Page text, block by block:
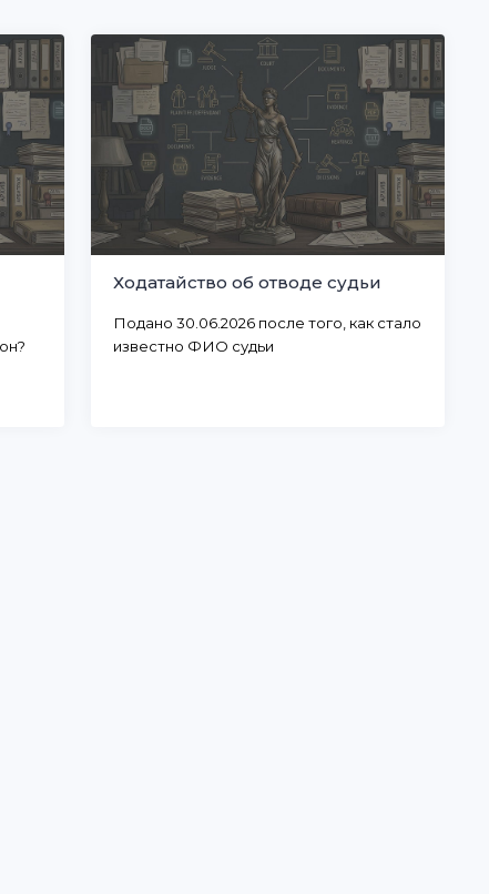
Ходатайство об отводе судьи
Подано 30.06.2026 после того, как стало
известно ФИО судьи